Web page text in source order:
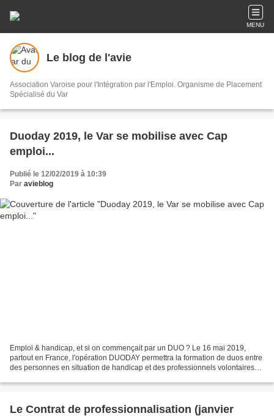
MENU
Le blog de l'avie
Association Varoise pour l'Intégration par l'Emploi. Organisme de Placement
Spécialisé du Var
Duoday 2019, le Var se mobilise avec Cap
emploi...
Publié le 12/02/2019 à 10:39
Par avieblog
Emploi & handicap, et si on commençait par un DUO ? Le 16 mai 2019,
partout en France, l'opération DUODAY permettra la formation de duos entre
des personnes en situation de handicap et des professionnels volontaires
Le Contrat de professionnalisation (janvier